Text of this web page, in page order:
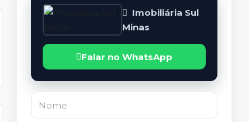
Imobiliária Sul
Minas
Falar no WhatsApp